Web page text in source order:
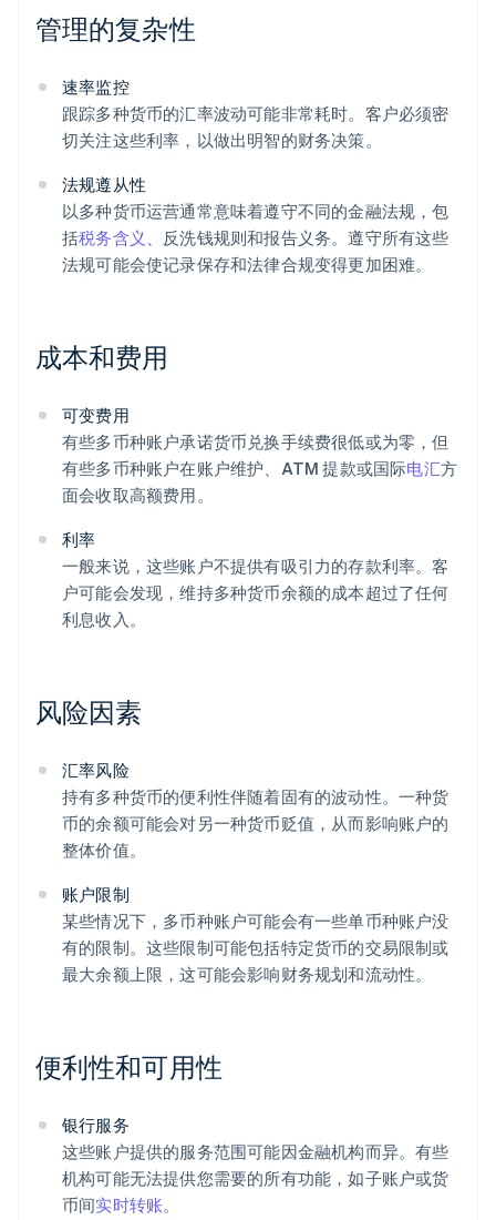
管理的复杂性
速率监控
跟踪多种货币的汇率波动可能非常耗时。客户必须密
切关注这些利率，以做出明智的财务决策。
法规遵从性
以多种货币运营通常意味着遵守不同的金融法规，包
括税务含义 、反洗钱规则和报告义务。遵守所有这些
法规可能会使记录保存和法律合规变得更加困难。
成本和费用
可变费用
有些多币种账户承诺货币兑换手续费很低或为零，但
有些多币种账户在账户维护、ATM 提款或国际电汇方
面会收取高额费用。
利率
一般来说，这些账户不提供有吸引力的存款利率。客
户可能会发现，维持多种货币余额的成本超过了任何
利息收入。
风险因素
汇率风险
持有多种货币的便利性伴随着固有的波动性。一种货
币的余额可能会对另一种货币贬值，从而影响账户的
整体价值。
账户限制
某些情况下，多币种账户可能会有一些单币种账户没
有的限制。这些限制可能包括特定货币的交易限制或
最大余额上限，这可能会影响财务规划和流动性。
便利性和可用性
银行服务
这些账户提供的服务范围可能因金融机构而异。有些
机构可能无法提供您需要的所有功能，如子账户或货
币间实时转账。